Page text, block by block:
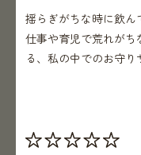
揺らぎがちな時に飲ん
仕事や育児で荒れがち
る、私の中でのお守り